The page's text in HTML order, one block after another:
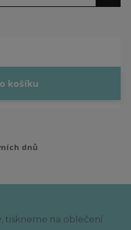
košíku
dnů
tiskneme na oblečení